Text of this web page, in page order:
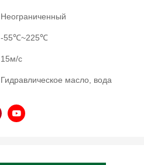
Неограниченный
-55℃~225℃
15м/с
Гидравлическое масло, вода